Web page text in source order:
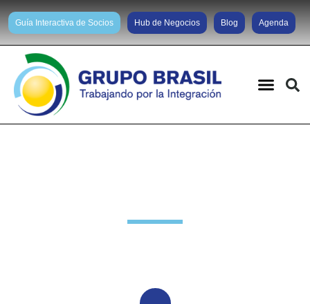
Guía Interactiva de Socios Hub de Negocios Blog Agenda